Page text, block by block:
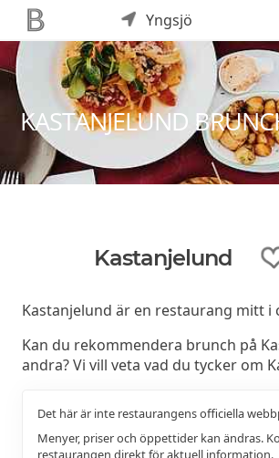
Yngsjö
KASTANJELUND
Kastanjelund
Kastanjelund är en restaurang mitt i
Kan du rekommendera brunch på
andra? Vi vill veta vad du tycker om
Det här är inte restaurangens officiella
Menyer, priser och öppettider kan ändras.
restaurangen direkt för aktuell information.